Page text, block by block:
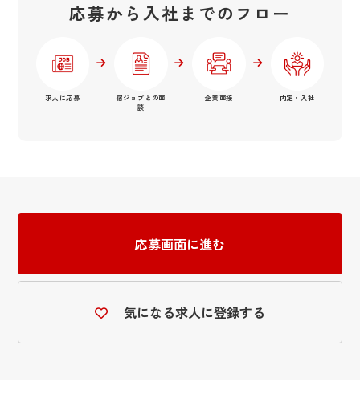
応募から入社までのフロー
求人に応募
宿ジョブとの面
談
企業面接 内定・入社
応募画面に進む
気になる求人に登録する